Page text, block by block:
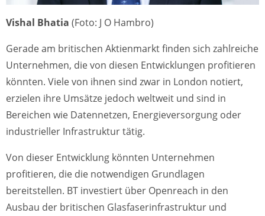
Vishal Bhatia (Foto: J O Hambro)
Gerade am britischen Aktienmarkt finden sich zahlreiche
Unternehmen, die von diesen Entwicklungen profitieren
könnten. Viele von ihnen sind zwar in London notiert,
erzielen ihre Umsätze jedoch weltweit und sind in
Bereichen wie Datennetzen, Energieversorgung oder
industrieller Infrastruktur tätig.
Von dieser Entwicklung könnten Unternehmen
profitieren, die die notwendigen Grundlagen
bereitstellen. BT investiert über Openreach in den
Ausbau der britischen Glasfaserinfrastruktur und